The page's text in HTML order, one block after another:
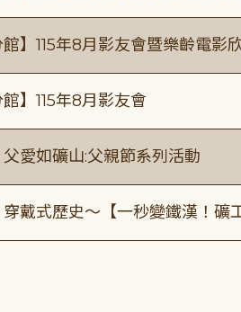
館】115年8月影友會暨樂齡電影
館】115年8月影友會
父愛如礦山:父親節系列活動
穿戴式歷史〜【一秒變鐵漢！礦